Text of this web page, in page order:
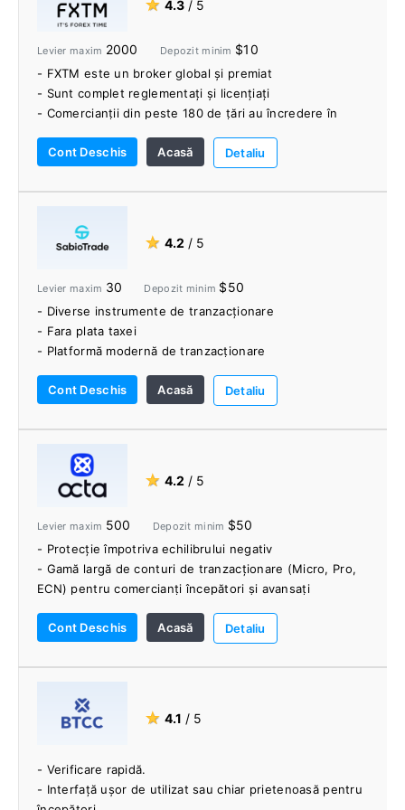
concursuri de tranzacționare, bonusuri și servicii
bancare.
- Asistență telefonică 24/6 pentru tranzacționare
★ 4.3 / 5
Levier maxim 2000 Depozit minim $10
- FXTM este un broker global și premiat
- Sunt complet reglementați și licențiați
- Comercianții din peste 180 de țări au încredere în
- Ele oferă tipuri de conturi care se potrivesc tuturor
- Protecție garantată a soldului negativ
- Depuneri gratuite și retrageri instantanee.
- Ele oferă bonusuri și promoții grozave de
- Analiza zilnică a pieței de către echipa lor de
cercetare de piață
Cont Deschis Acasă Detaliu
★ 4.2 / 5
Levier maxim 30 Depozit minim $50
- Diverse instrumente de tranzacționare
- Fara plata taxei
- Platformă modernă de tranzacționare
- Asistență bună pentru clienți
- Reglementat de Autoritatea pentru Servicii Financiare
din Malta (MFSA) și Autoritatea de Conduită Financiară
Cont Deschis Acasă Detaliu
★ 4.2 / 5
Levier maxim 500 Depozit minim $50
- Protecție împotriva echilibrului negativ
- Gamă largă de conturi de tranzacționare (Micro, Pro,
ECN) pentru comercianți începători și avansați
desktop și mobil
- Fără depuneri de comision sau opțiuni de retragere și
la schimb valutar
- Nu plătiți schimburi
- Accesați copy trading, promoții bonus și o gamă largă
Cont Deschis Acasă Detaliu
★ 4.1 / 5
- Verificare rapidă.
- Interfață ușor de utilizat sau chiar prietenoasă pentru